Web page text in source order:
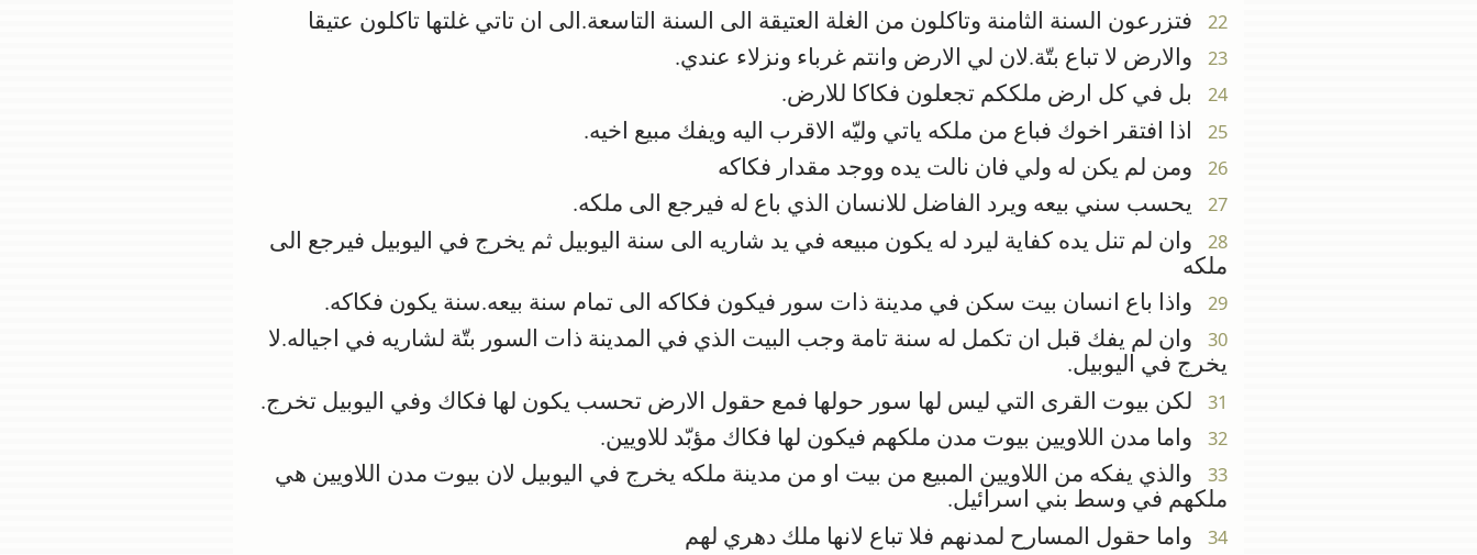
22 فتزرعون السنة الثامنة وتاكلون من الغلة العتيقة الى السنة التاسعة.الى ان تاتي غلتها تاكلون عتيقا
23 والارض لا تباع بتّة.لان لي الارض وانتم غرباء ونزلاء عندي.
24 بل في كل ارض ملككم تجعلون فكاكا للارض.
25 اذا افتقر اخوك فباع من ملكه ياتي وليّه الاقرب اليه ويفك مبيع اخيه.
26 ومن لم يكن له ولي فان نالت يده ووجد مقدار فكاكه
27 يحسب سني بيعه ويرد الفاضل للانسان الذي باع له فيرجع الى ملكه.
28
وان لم تنل يده كفاية ليرد له يكون مبيعه في يد شاريه الى سنة اليوبيل ثم يخرج في اليوبيل فيرجع الى
ملكه
29 واذا باع انسان بيت سكن في مدينة ذات سور فيكون فكاكه الى تمام سنة بيعه.سنة يكون فكاكه.
30
وان لم يفك قبل ان تكمل له سنة تامة وجب البيت الذي في المدينة ذات السور بتّة لشاريه في اجياله.لا
يخرج في اليوبيل.
31 لكن بيوت القرى التي ليس لها سور حولها فمع حقول الارض تحسب يكون لها فكاك وفي اليوبيل تخرج.
32 واما مدن اللاويين بيوت مدن ملكهم فيكون لها فكاك مؤبّد للاويين.
33
والذي يفكه من اللاويين المبيع من بيت او من مدينة ملكه يخرج في اليوبيل لان بيوت مدن اللاويين هي
ملكهم في وسط بني اسرائيل.
34 واما حقول المسارح لمدنهم فلا تباع لانها ملك دهري لهم